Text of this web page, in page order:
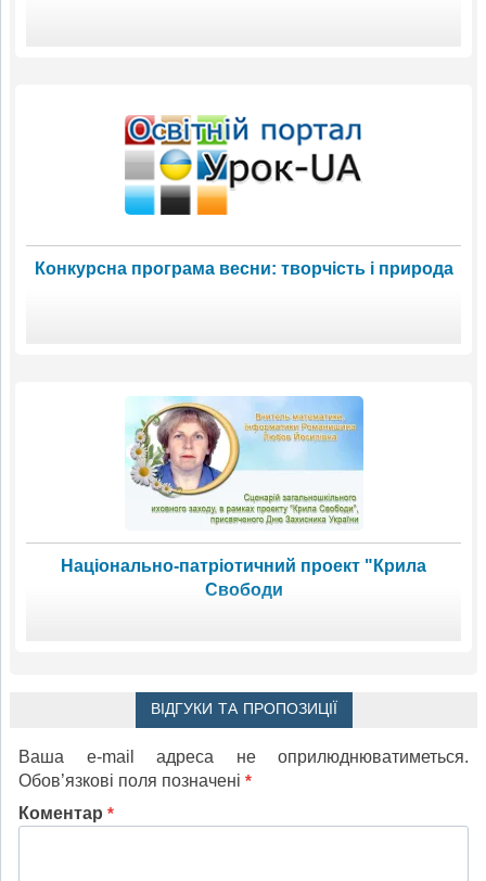
Конкурсна програма весни: творчість і природа
Національно-патріотичний проект "Крила
Свободи
ВІДГУКИ ТА ПРОПОЗИЦІЇ
Ваша e-mail адреса не оприлюднюватиметься.
Обов’язкові поля позначені *
Коментар *